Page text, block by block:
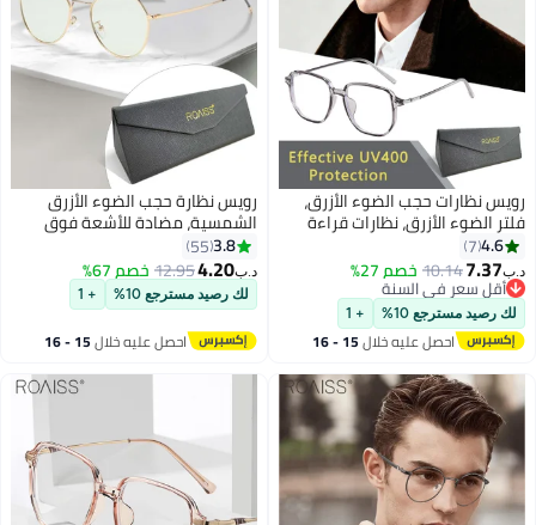
حجب الضوء الأزرق،
الأزرق، نظارات قراءة
الألعاب، الهواتف
نظارات مربعة أنيقة
العين والصداع للرجال
رمادي شفاف 52 مم
7
10.14 خصم 27%
سعر في السنة
سعر في السنة
مسترجع 10% + 1
احصل عليه خلال 15 - 16
اغسطس
رويس نظارة حجب الضوء الأزرق
الشمسية، مضادة للأشعة فوق
البنفسجية والوهج، نظارات كمبيوتر
بفلتر الضوء الأزرق، نظارات دائرية
متغيرة اللون مضادة لإجهاد العين
والصداع للرجال والنساء، ذهبي
55
4.20
12.95خصم 67%
لك رصيد مسترجع 10% + 1
احصل عليه خلال 15 - 16
اغسطس